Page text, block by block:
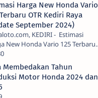
Harga New Honda Vario
OTR Kediri Raya
September 2024)
KEDIRI - Estimasi
New Honda Vario 125 Terbaru
Raya (Update September
Brosis sekalian, PT Astra Honda
(AH…
Membedakan Tahun
Motor Honda 2024 dan